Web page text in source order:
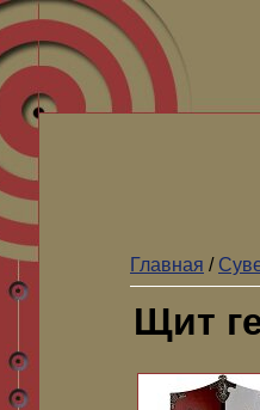
Главная /
Щит